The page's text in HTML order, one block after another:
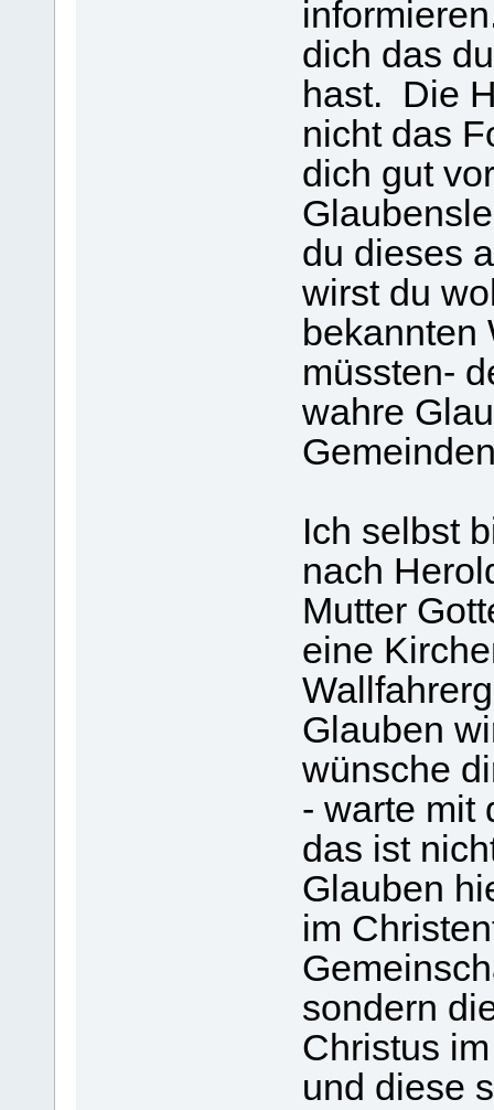
dich das
hast. Die
nicht das
dich gut
du dieses
wirst du
bekannten
müssten-
wahre
Ich selbst
nach
Mutter
eine
Glauben
wünsche
- warte mit
das ist
Glauben
im
sondern
Christus
und diese